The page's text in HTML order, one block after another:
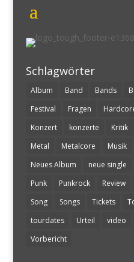
Schlagwörter
Album Band Bands
Festival
Fragen
Konzert
konzerte Kritik
Metal
Metalcore Musik
Neues Album
neue single
Punk
Punkrock Review
Song
Songs Tickets
tourdates
Urteil video
Vorbericht